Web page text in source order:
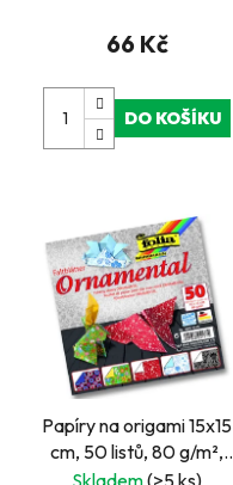
papírové tvoření
66 Kč
DO KOŠÍKU
Papíry na origami 15x15
cm, 50 listů, 80 g/m²,
ORNAMENTAL